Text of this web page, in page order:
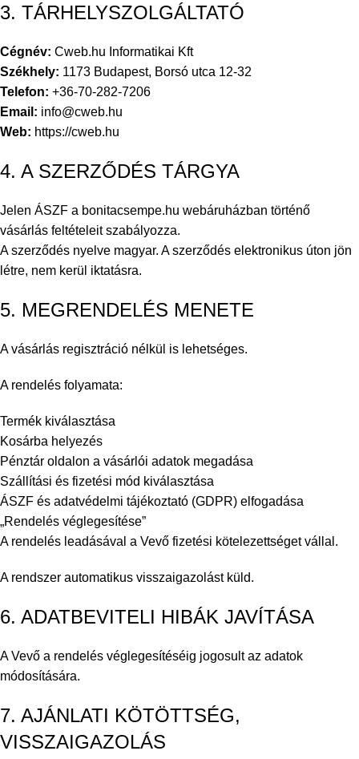
3. TÁRHELYSZOLGÁLTATÓ
Cégnév: Cweb.hu Informatikai Kft
Székhely: 1173 Budapest, Borsó utca 12-32
Telefon: +36-70-282-7206
Email: info@cweb.hu
Web: https://cweb.hu
4. A SZERZŐDÉS TÁRGYA
Jelen ÁSZF a bonitacsempe.hu webáruházban történő
vásárlás feltételeit szabályozza.
A szerződés nyelve magyar. A szerződés elektronikus úton jön
létre, nem kerül iktatásra.
5. MEGRENDELÉS MENETE
A vásárlás regisztráció nélkül is lehetséges.
A rendelés folyamata:
Termék kiválasztása
Kosárba helyezés
Pénztár oldalon a vásárlói adatok megadása
Szállítási és fizetési mód kiválasztása
ÁSZF és adatvédelmi tájékoztató (GDPR) elfogadása
„Rendelés véglegesítése”
A rendelés leadásával a Vevő fizetési kötelezettséget vállal.
A rendszer automatikus visszaigazolást küld.
6. ADATBEVITELI HIBÁK JAVÍTÁSA
A Vevő a rendelés véglegesítéséig jogosult az adatok
módosítására.
7. AJÁNLATI KÖTÖTTSÉG,
VISSZAIGAZOLÁS